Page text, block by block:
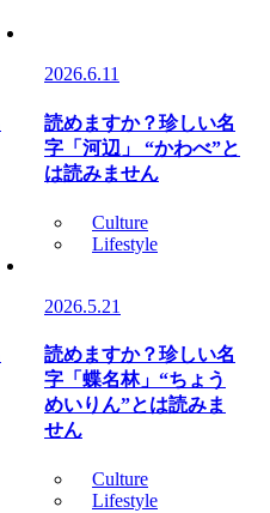
2026.6.11
読めますか？珍しい名
字「河辺」 “かわべ”と
は読みません
Culture
Lifestyle
2026.5.21
読めますか？珍しい名
字「蝶名林」“ちょう
めいりん”とは読みま
せん
Culture
Lifestyle